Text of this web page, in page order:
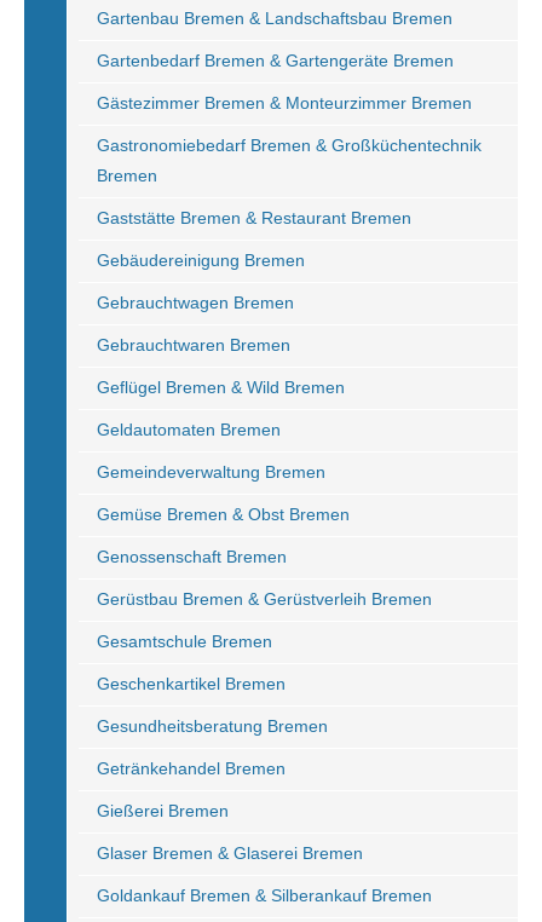
Gartenbau Bremen & Landschaftsbau Bremen
Gartenbedarf Bremen & Gartengeräte Bremen
Gästezimmer Bremen & Monteurzimmer Bremen
Gastronomiebedarf Bremen & Großküchentechnik
Bremen
Gaststätte Bremen & Restaurant Bremen
Gebäudereinigung Bremen
Gebrauchtwagen Bremen
Gebrauchtwaren Bremen
Geflügel Bremen & Wild Bremen
Geldautomaten Bremen
Gemeindeverwaltung Bremen
Gemüse Bremen & Obst Bremen
Genossenschaft Bremen
Gerüstbau Bremen & Gerüstverleih Bremen
Gesamtschule Bremen
Geschenkartikel Bremen
Gesundheitsberatung Bremen
Getränkehandel Bremen
Gießerei Bremen
Glaser Bremen & Glaserei Bremen
Goldankauf Bremen & Silberankauf Bremen